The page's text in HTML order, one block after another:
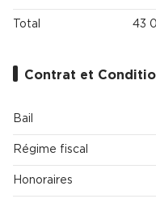
Total 43
Contrat et
Bail
Régime fiscal
Honoraires